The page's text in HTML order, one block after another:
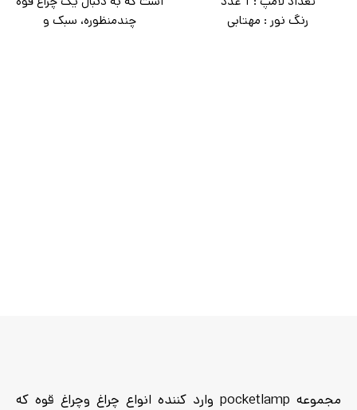
رنگ نور : مهتابی
چندمنظوره، سبک و
مجموعه pocketlamp وارد کننده انواع چراغ وچراغ قوه که